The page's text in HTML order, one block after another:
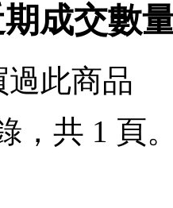
成交數
此商品
，共 1 頁